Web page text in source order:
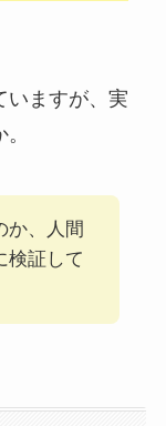
いますが、実
か、人間
検証して